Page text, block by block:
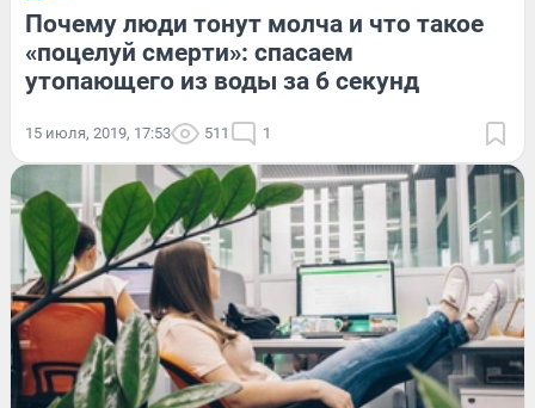
Почему люди тонут молча и что такое
«поцелуй смерти»: спасаем
утопающего из воды за 6 секунд
15 июля, 2019, 17:53 511 1